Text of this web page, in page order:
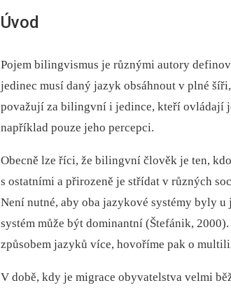
Úvod
Pojem bilingvismus je různými autory
jedinec musí daný jazyk obsáhnout v plné
považují za bilingvní i jedince, kteří ovládají
například pouze jeho percepci.
Obecně lze říci, že bilingvní člověk je ten,
s ostatními a přirozeně je střídat v různých
Není nutné, aby oba jazykové systémy byly
systém může být dominantní (Štefánik,
způsobem jazyků více, hovoříme pak o
V době, kdy je migrace obyvatelstva velmi